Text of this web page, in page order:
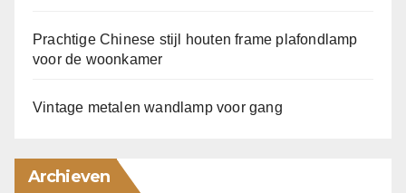
Prachtige Chinese stijl houten frame plafondlamp
voor de woonkamer
Vintage metalen wandlamp voor gang
Archieven